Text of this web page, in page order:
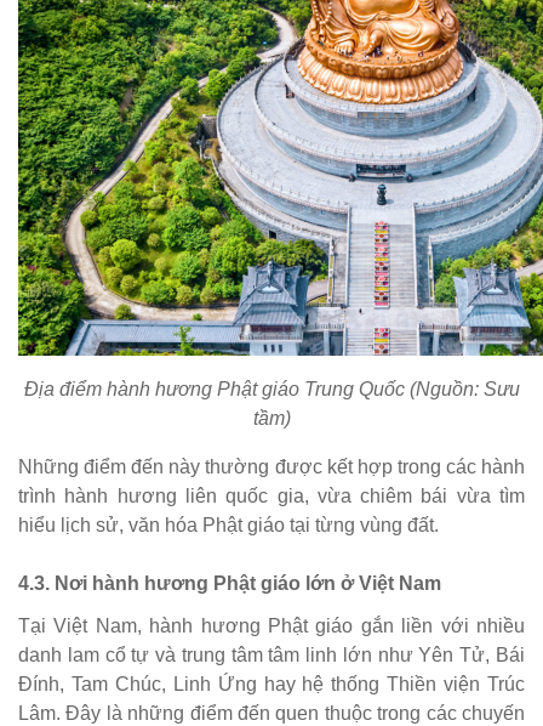
Địa điểm hành hương Phật giáo Trung Quốc (Nguồn: Sưu
tầm)
Những điểm đến này thường được kết hợp trong các hành
trình hành hương liên quốc gia, vừa chiêm bái vừa tìm
hiểu lịch sử, văn hóa Phật giáo tại từng vùng đất.
4.3. Nơi hành hương Phật giáo lớn ở Việt Nam
Tại Việt Nam, hành hương Phật giáo gắn liền với nhiều
danh lam cổ tự và trung tâm tâm linh lớn như Yên Tử, Bái
Đính, Tam Chúc, Linh Ứng hay hệ thống Thiền viện Trúc
Lâm. Đây là những điểm đến quen thuộc trong các chuyến